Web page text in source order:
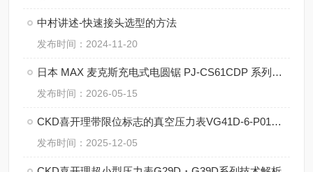
中村讲述-快速接头选型的方法
发布时间：2024-11-20
日本 MAX 麦克斯充电式电圆锯 PJ-CS61CDP 系列核心技术
发布时间：2026-05-15
CKD喜开理带限位标志的真空压力表VG41D-6-P01的参数
发布时间：2025-12-05